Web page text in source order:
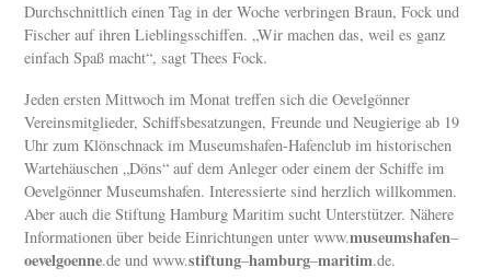
Durchschnittlich einen Tag in der Woche verbringen Braun, Fock und
Fischer auf ihren Lieblingsschiffen. „Wir machen das, weil es ganz
einfach Spaß macht“, sagt Thees Fock.
Jeden ersten Mittwoch im Monat treffen sich die Oevelgönner
Vereinsmitglieder, Schiffsbesatzungen, Freunde und Neugierige ab 19
Uhr zum Klönschnack im Museumshafen-Hafenclub im historischen
Wartehäuschen „Döns“ auf dem Anleger oder einem der Schiffe im
Oevelgönner Museumshafen. Interessierte sind herzlich willkommen.
Aber auch die Stiftung Hamburg Maritim sucht Unterstützer. Nähere
Informationen über beide Einrichtungen unter www.museumshafen–
oevelgoenne.de und www.stiftung–hamburg–maritim.de.